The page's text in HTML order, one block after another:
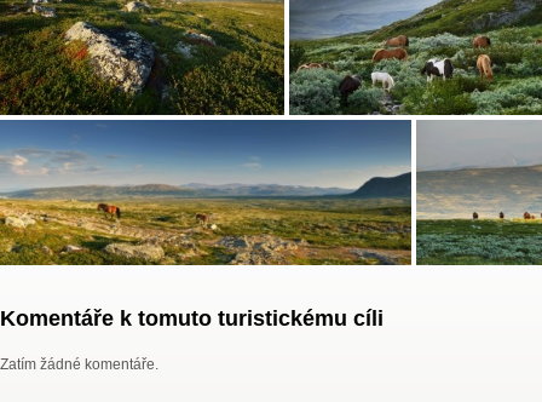
Komentáře k tomuto turistickému cíli
Zatím žádné komentáře.